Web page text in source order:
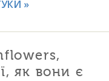
»
як вони є